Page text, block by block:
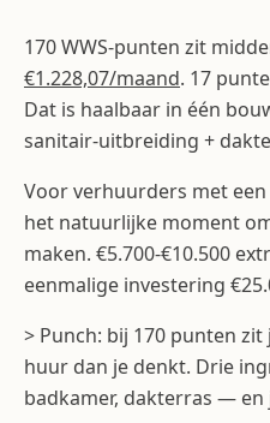
170 WWS-punten zit
€1.228,07/maand. 17
Dat is haalbaar in één
sanitair-uitbreiding +
Voor verhuurders met een
het natuurlijke moment
maken. €5.700-€10.500
eenmalige investering
> Punch: bij 170 punten
huur dan je denkt. Drie
badkamer, dakterras — en